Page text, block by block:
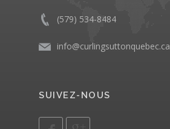
(579) 534-8484
info@curlingsuttonquebec.ca
SUIVEZ-NOUS